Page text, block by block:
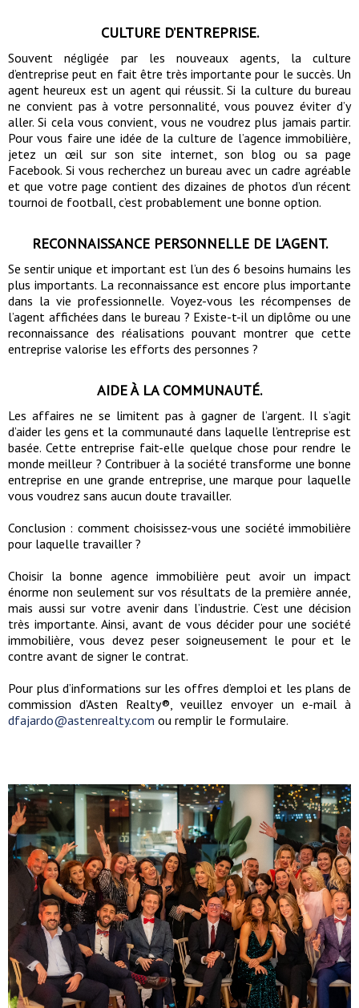
CULTURE D’ENTREPRISE.
Souvent négligée par les nouveaux agents, la culture
d’entreprise peut en fait être très importante pour le succès. Un
agent heureux est un agent qui réussit. Si la culture du bureau
ne convient pas à votre personnalité, vous pouvez éviter d’y
aller. Si cela vous convient, vous ne voudrez plus jamais partir.
Pour vous faire une idée de la culture de l’agence immobilière,
jetez un œil sur son site internet, son blog ou sa page
Facebook. Si vous recherchez un bureau avec un cadre agréable
et que votre page contient des dizaines de photos d’un récent
tournoi de football, c’est probablement une bonne option.
RECONNAISSANCE PERSONNELLE DE L’AGENT.
Se sentir unique et important est l’un des 6 besoins humains les
plus importants. La reconnaissance est encore plus importante
dans la vie professionnelle. Voyez-vous les récompenses de
l’agent affichées dans le bureau ? Existe-t-il un diplôme ou une
reconnaissance des réalisations pouvant montrer que cette
entreprise valorise les efforts des personnes ?
AIDE À LA COMMUNAUTÉ.
Les affaires ne se limitent pas à gagner de l’argent. Il s’agit
d’aider les gens et la communauté dans laquelle l’entreprise est
basée. Cette entreprise fait-elle quelque chose pour rendre le
monde meilleur ? Contribuer à la société transforme une bonne
entreprise en une grande entreprise, une marque pour laquelle
vous voudrez sans aucun doute travailler.
Conclusion : comment choisissez-vous une société immobilière
pour laquelle travailler ?
Choisir la bonne agence immobilière peut avoir un impact
énorme non seulement sur vos résultats de la première année,
mais aussi sur votre avenir dans l’industrie. C’est une décision
très importante. Ainsi, avant de vous décider pour une société
immobilière, vous devez peser soigneusement le pour et le
contre avant de signer le contrat.
Pour plus d’informations sur les offres d’emploi et les plans de
commission d’Asten Realty®, veuillez envoyer un e-mail à
dfajardo@astenrealty.com ou remplir le formulaire.